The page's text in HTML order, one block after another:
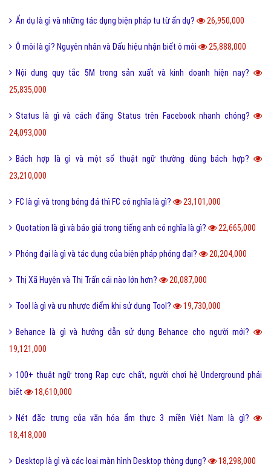
Ẩn dụ là gì và những tác dụng biện pháp tu từ ẩn dụ? 26,950,000
Ô môi là gì? Nguyên nhân và Dấu hiệu nhận biết ô môi 25,888,000
Nội dung quy tắc 5M trong sản xuất và kinh doanh hiện nay?
25,835,000
Status là gì và cách đăng Status trên Facebook nhanh chóng?
24,093,000
Bách hợp là gì và một số thuật ngữ thường dùng bách hợp?
23,210,000
FC là gì và trong bóng đá thì FC có nghĩa là gì? 23,101,000
Quotation là gì và báo giá trong tiếng anh có nghĩa là gì? 22,665,000
Phóng đại là gì và tác dụng của biện pháp phóng đại? 20,204,000
Thị Xã Huyện và Thị Trấn cái nào lớn hơn? 20,087,000
Tool là gì và ưu nhược điểm khi sử dụng Tool? 19,730,000
Behance là gì và hướng dẫn sử dụng Behance cho người mới?
19,121,000
100+ thuật ngữ trong Rap cực chất, người chơi hệ Underground phải
biết
18,610,000
Nét đặc trưng của văn hóa ẩm thực 3 miền Việt Nam là gì?
18,418,000
Desktop là gì và các loại màn hình Desktop thông dụng? 18,298,000